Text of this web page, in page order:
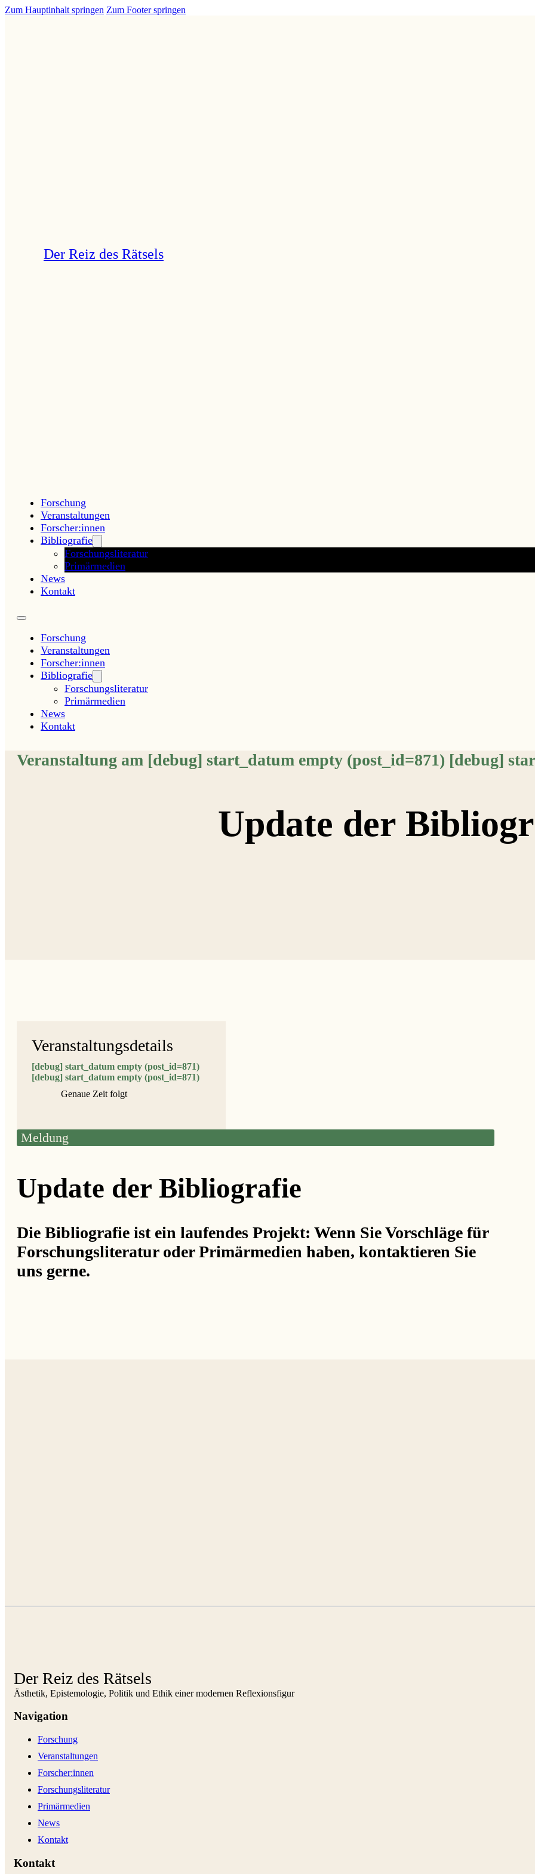
Zum Hauptinhalt springen Zum Footer springen
Der Reiz des Rätsels
Forschung
Veranstaltungen
Forscher:innen
Bibliografie
Forschungsliteratur
Primärmedien
News
Kontakt
Forschung
Veranstaltungen
Forscher:innen
Bibliografie
Forschungsliteratur
Primärmedien
News
Kontakt
Veranstaltung am [debug] start_datum empty (post_id=871) [debug]
Update der
Veranstaltungsdetails
[debug] start_datum empty (post_id=871)
[debug] start_datum empty (post_id=871)
Genaue Zeit folgt
Meldung
Update der Bibliografie
Die Bibliografie ist ein laufendes Projekt: Wenn Sie Vorschläge für
Forschungsliteratur oder Primärmedien haben, kontaktieren Sie
uns gerne.
Der Reiz des Rätsels
Ästhetik, Epistemologie, Politik und Ethik einer modernen Reflexionsfigur
Navigation
Forschung
Veranstaltungen
Forscher:innen
Forschungsliteratur
Primärmedien
News
Kontakt
Kontakt